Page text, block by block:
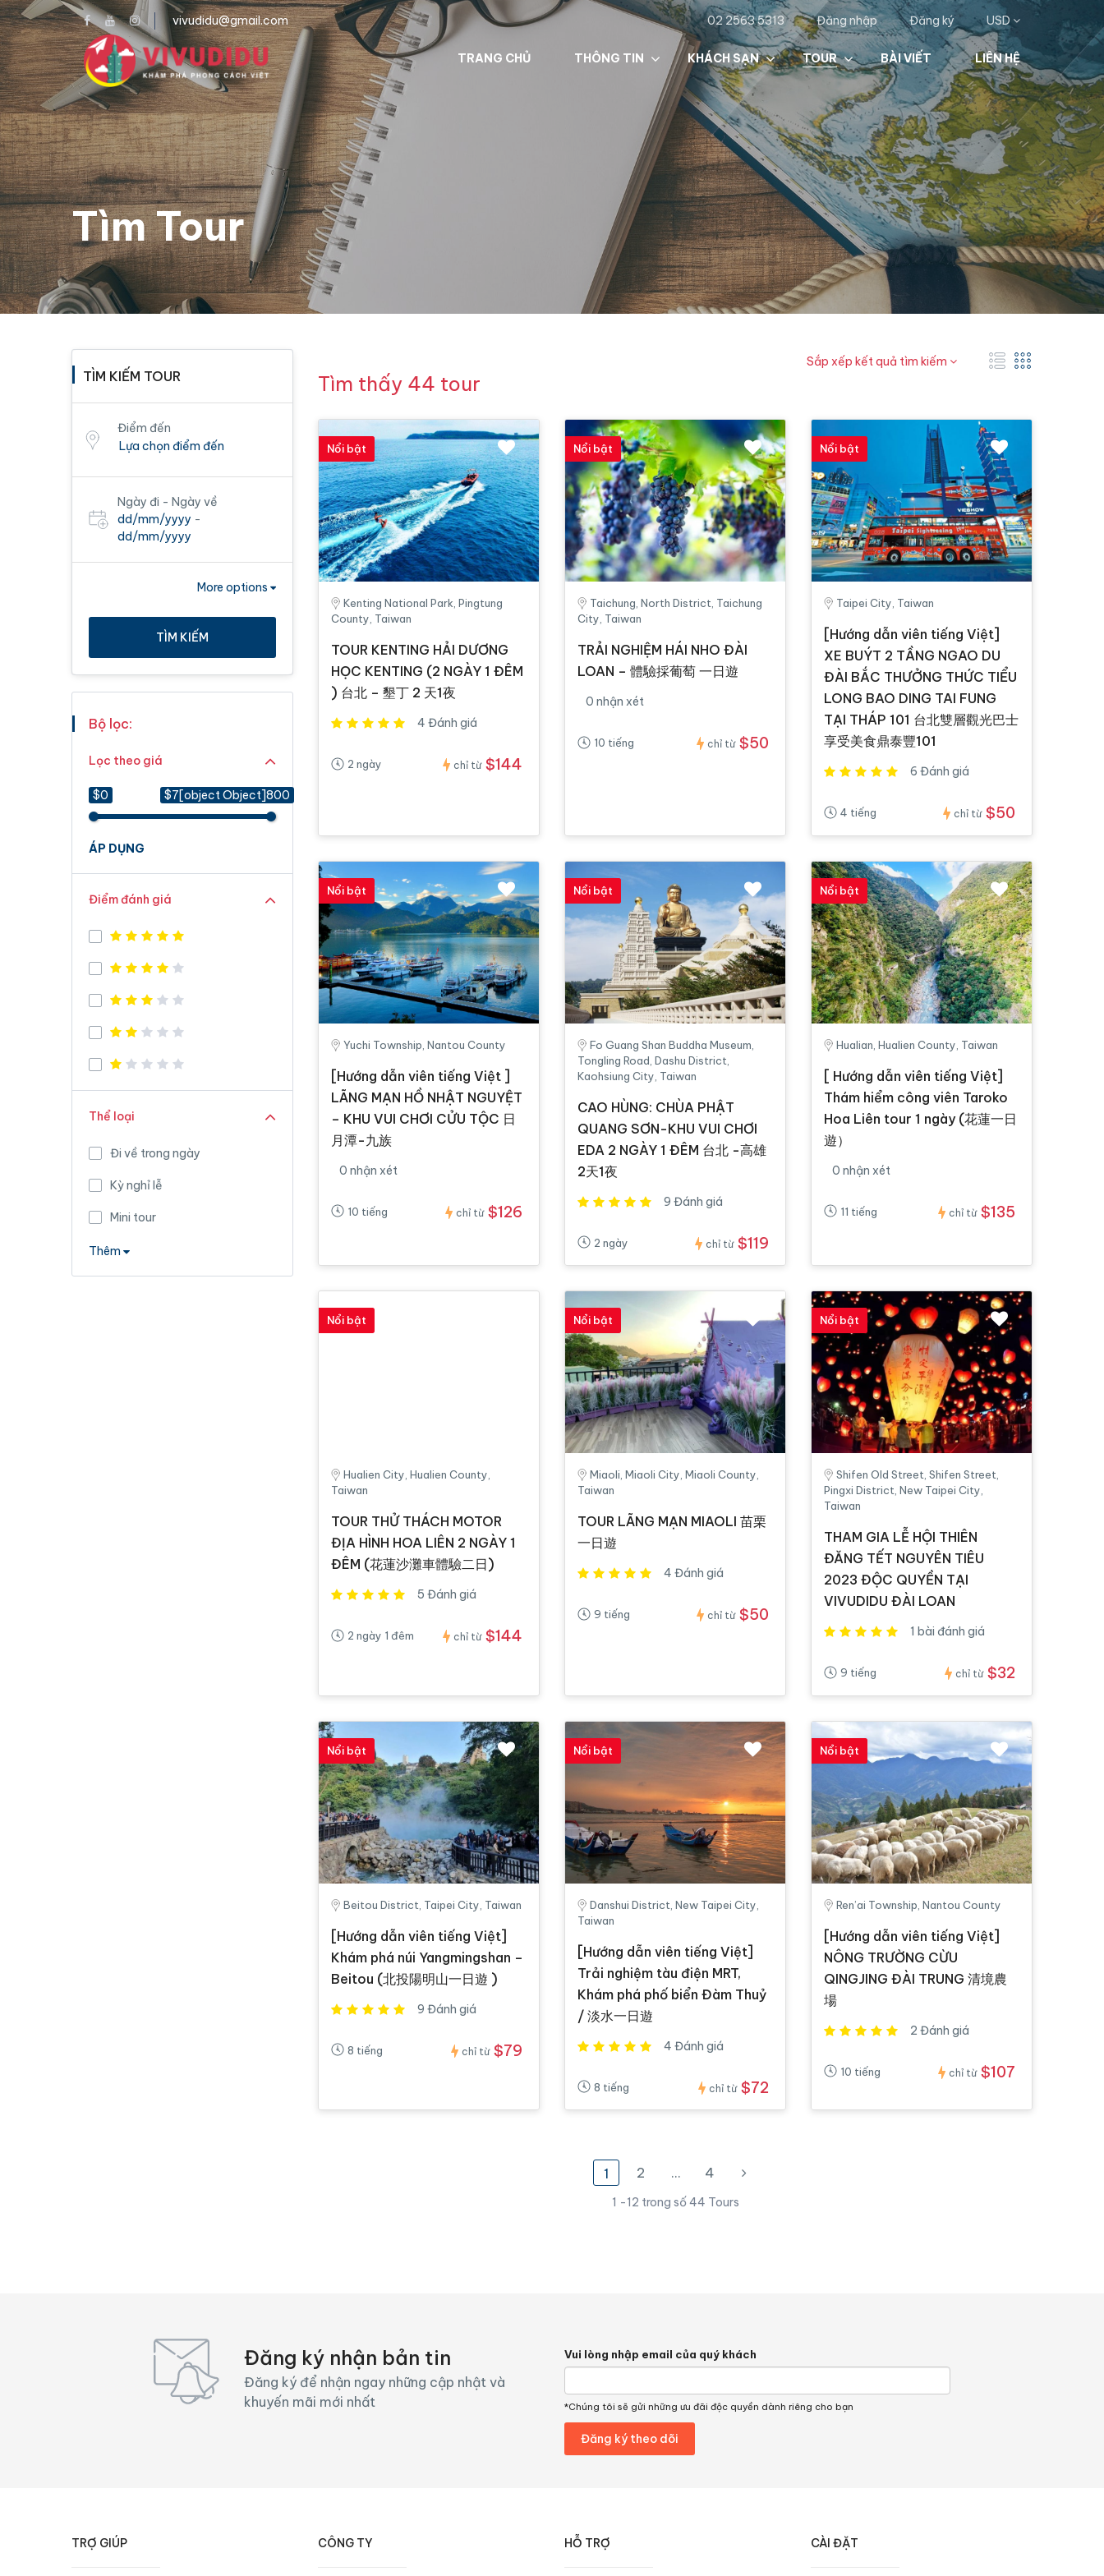
vivudidu@gmail.com 02 2563 5313 Đăng nhập Đăng ký USD
TRANG CHỦ THÔNG TIN KHÁCH SẠN TOUR BÀI VIẾT LIÊN HỆ
Tìm Tour
TÌM KIẾM TOUR
Điểm đến
Ngày đi - Ngày về
dd/mm/yyyy -
dd/mm/yyyy
More options
TÌM KIẾM
Bộ lọc:
Lọc theo giá
$0 $7[object Object]800
ÁP DỤNG
Điểm đánh giá
Thể loại
Đi về trong ngày
Kỳ nghỉ lễ
Mini tour
Thêm
Sắp xếp kết quả tìm kiếm
Tìm thấy 44 tour
Nổi bật
Kenting National Park, Pingtung
County, Taiwan
TOUR KENTING HẢI DƯƠNG
HỌC KENTING (2 NGÀY 1 ĐÊM
) 台北 – 墾丁 2 天1夜
4 Đánh giá
2 ngày chỉ từ $144
Nổi bật
Taichung, North District, Taichung
City, Taiwan
TRẢI NGHIỆM HÁI NHO ĐÀI
LOAN – 體驗採葡萄 一日遊
0 nhận xét
10 tiếng chỉ từ $50
Nổi bật
Taipei City, Taiwan
[Hướng dẫn viên tiếng Việt]
XE BUÝT 2 TẦNG NGAO DU
ĐÀI BẮC THƯỞNG THỨC TIỂU
LONG BAO DING TAI FUNG
TẠI THÁP 101 台北雙層觀光巴士
享受美食鼎泰豐101
6 Đánh giá
4 tiếng chỉ từ $50
Nổi bật
Yuchi Township, Nantou County
[Hướng dẫn viên tiếng Việt ]
LÃNG MẠN HỒ NHẬT NGUYỆT
– KHU VUI CHƠI CỬU TỘC 日
月潭-九族
0 nhận xét
10 tiếng chỉ từ $126
Nổi bật
Fo Guang Shan Buddha Museum,
Tongling Road, Dashu District,
Kaohsiung City, Taiwan
CAO HÙNG: CHÙA PHẬT
QUANG SƠN-KHU VUI CHƠI
EDA 2 NGÀY 1 ĐÊM 台北 -高雄
2天1夜
9 Đánh giá
2 ngày chỉ từ $119
Nổi bật
Hualian, Hualien County, Taiwan
[ Hướng dẫn viên tiếng Việt]
Thám hiểm công viên Taroko
Hoa Liên tour 1 ngày (花蓮一日
遊）
0 nhận xét
11 tiếng chỉ từ $135
Nổi bật
Hualien City, Hualien County,
Taiwan
TOUR THỬ THÁCH MOTOR
ĐỊA HÌNH HOA LIÊN 2 NGÀY 1
ĐÊM (花蓮沙灘車體驗二日)
5 Đánh giá
2 ngày 1 đêm chỉ từ $144
Nổi bật
Miaoli, Miaoli City, Miaoli County,
Taiwan
TOUR LÃNG MẠN MIAOLI 苗栗
一日遊
4 Đánh giá
9 tiếng chỉ từ $50
Nổi bật
Shifen Old Street, Shifen Street,
Pingxi District, New Taipei City,
Taiwan
THAM GIA LỄ HỘI THIÊN
ĐĂNG TẾT NGUYÊN TIÊU
2023 ĐỘC QUYỀN TẠI
VIVUDIDU ĐÀI LOAN
1 bài đánh giá
9 tiếng chỉ từ $32
Nổi bật
Beitou District, Taipei City, Taiwan
[Hướng dẫn viên tiếng Việt]
Khám phá núi Yangmingshan –
Beitou (北投陽明山一日遊 )
9 Đánh giá
8 tiếng chỉ từ $79
Nổi bật
Danshui District, New Taipei City,
Taiwan
[Hướng dẫn viên tiếng Việt]
Trải nghiệm tàu điện MRT,
Khám phá phố biển Đàm Thuỷ
/ 淡水一日遊
4 Đánh giá
8 tiếng chỉ từ $72
Nổi bật
Ren’ai Township, Nantou County
[Hướng dẫn viên tiếng Việt]
NÔNG TRƯỜNG CỪU
QINGJING ĐÀI TRUNG 清境農
場
2 Đánh giá
10 tiếng chỉ từ $107
1 2 … 4
1 -12 trong số 44 Tours
Đăng ký nhận bản tin
Đăng ký để nhận ngay những cập nhật và
khuyến mãi mới nhất
Vui lòng nhập email của quý khách
*Chúng tôi sẽ gửi những ưu đãi độc quyền dành riêng cho bạn
TRỢ GIÚP CÔNG TY HỖ TRỢ CÀI ĐẶT